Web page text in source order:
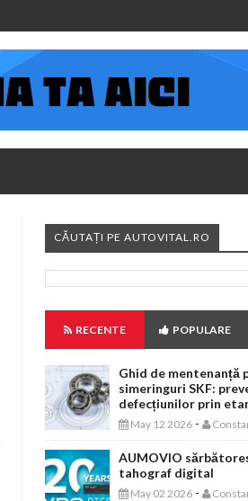
CĂUTAȚI PE AUTOVITAL.RO
RECENTE POPULARE
Ghid de mentenanță
simeringuri SKF:
defecțiunilor prin
May 12 2026 -
AUMOVIO
tahograf digital
May 02 2026 -